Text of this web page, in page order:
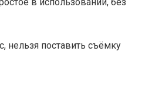
нельзя поставить съёмку